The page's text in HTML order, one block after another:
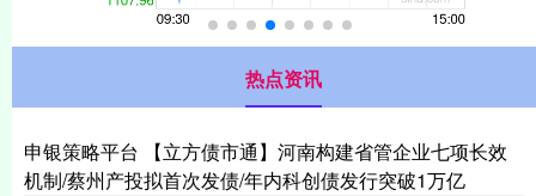
热点资讯
申银策略平台 【立方债市通】河南构建省管企业七项长效
机制/蔡州产投拟首次发债/年内科创债发行突破1万亿